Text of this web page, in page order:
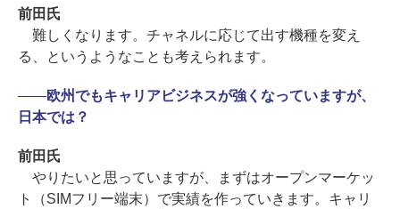
前田氏
難しくなります。チャネルに応じて出す機種を変え
る、というようなことも考えられます。
――欧州でもキャリアビジネスが強くなっていますが、
日本では？
前田氏
やりたいと思っていますが、まずはオープンマーケッ
ト（SIMフリー端末）で実績を作っていきます。キャリ